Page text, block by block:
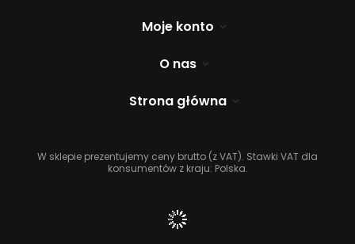
Moje konto
O nas
Strona główna
W sklepie prezentujemy ceny brutto (z VAT). Stawki VAT dla
konsumentów z kraju: Polska.